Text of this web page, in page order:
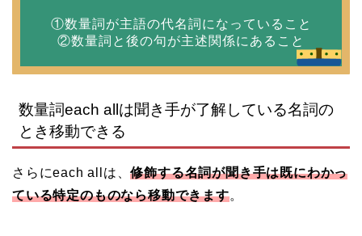
①数量詞が主語の代名詞になっていること
②数量詞と後の句が主述関係にあること
数量詞each allは聞き手が了解している名詞の
とき移動できる
さらにeach allは、修飾する名詞が聞き手は既にわかっ
ている特定のものなら移動できます。